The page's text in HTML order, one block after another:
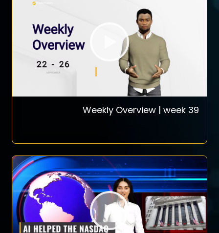
Weekly Overview | week 39